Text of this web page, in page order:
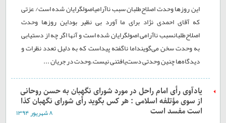
این روزها وحدت اصلاح‌طلبان سبب ناآرامیاصولگرایان شده است/ عزتی
که آقای احمدی نژاد برای ما آورد بی نظیر بوداین روزها وحدت
اصلاح‌طلبانسبب ناآرامی اصولگرایان شده است و آنها اگر چه از دستیابی
به وحدت سخن می‌گوینداما ناگفته پیداست که به دلیل تعدد نظرات و
دیدگاه‌ها چنین وحدتی دست‌یافتنی نیست.وحدت در جریان ...
یادآوی رأی امام راحل در مورد شورای نگهبان به حسن روحانی
از سوی مؤتلفه اسلامی : هر کس بگوید رأی شورای نگهبان کذا
است مفسد است ۸ شهريور ۱۳۹۴